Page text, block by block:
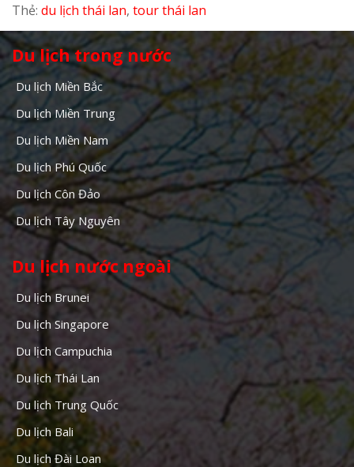
Thẻ: du lịch thái lan, tour thái lan
Du lịch trong nước
Du lịch Miền Bắc
Du lịch Miền Trung
Du lịch Miền Nam
Du lịch Phú Quốc
Du lịch Côn Đảo
Du lịch Tây Nguyên
Du lịch nước ngoài
Du lịch Brunei
Du lịch Singapore
Du lịch Campuchia
Du lịch Thái Lan
Du lịch Trung Quốc
Du lịch Bali
Du lịch Đài Loan